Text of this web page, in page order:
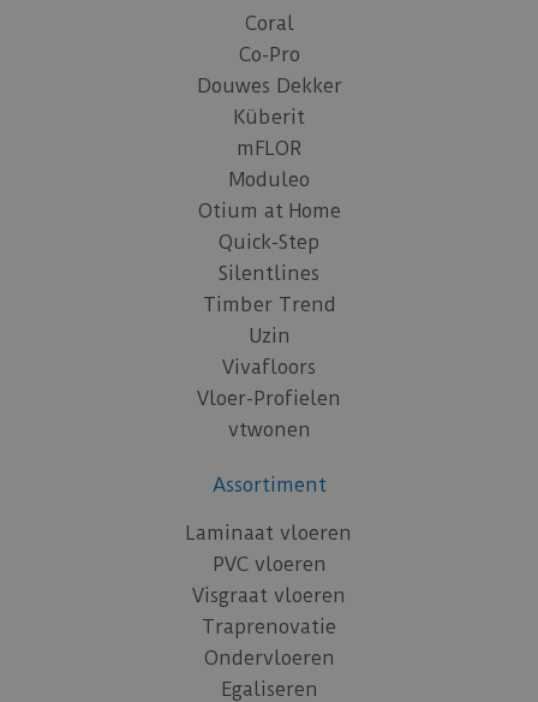
Coral
Co-Pro
Douwes Dekker
Küberit
mFLOR
Moduleo
Otium at Home
Quick-Step
Silentlines
Timber Trend
Uzin
Vivafloors
Vloer-Profielen
vtwonen
Assortiment
Laminaat vloeren
PVC vloeren
Visgraat vloeren
Traprenovatie
Ondervloeren
Egaliseren